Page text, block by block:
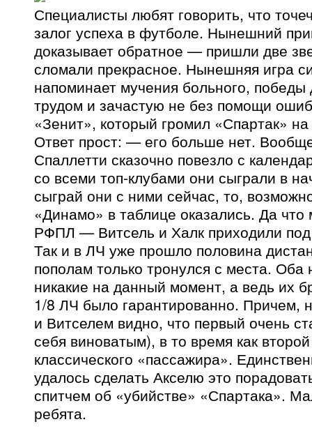
Специалисты любят говорить, что
залог успеха в футболе. Нынешний
доказывает обратное — пришли две
сломали прекрасное. Нынешняя игра
напоминает мучения больного,
трудом и зачастую не без помощи
«Зенит», который громил «Спартак»
Ответ прост: — его больше нет.
Спаллетти сказочно повезло с
со всеми топ-клубами они сыграли в
сыграй они с ними сейчас, то,
«Динамо» в таблице оказались. Да
РФПЛ — Витсель и Халк приходили
Так и в ЛЧ уже прошло половина
пополам только тронулся с места. Оба
никакие на данный момент, а ведь их
1/8 ЛЧ было гарантированно. Причем,
и Витселем видно, что первый очень
себя виноватым), в то время как
классического «пассажира».
удалось сделать Акселю это
спитчем об «убийстве» «Спартака».
ребята.